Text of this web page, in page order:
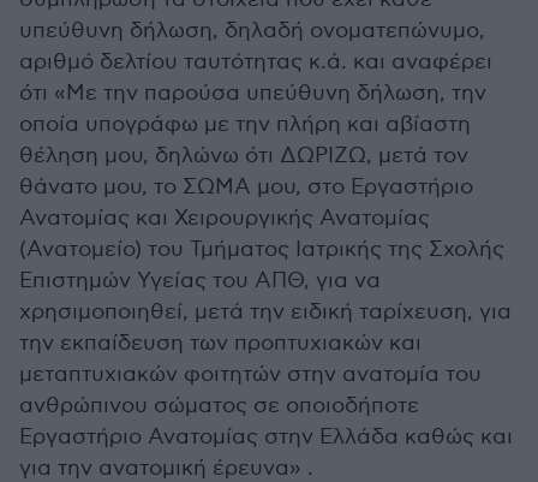
υπεύθυνη δήλωση, δηλαδή ονοματεπώνυμο,
αριθμό δελτίου ταυτότητας κ.ά. και αναφέρει
ότι «Με την παρούσα υπεύθυνη δήλωση, την
οποία υπογράφω με την πλήρη και αβίαστη
θέληση μου, δηλώνω ότι ΔΩΡΙΖΩ, μετά τον
θάνατο μου, το ΣΩΜΑ μου, στο Εργαστήριο
Ανατομίας και Χειρουργικής Ανατομίας
(Ανατομείο) του Τμήματος Ιατρικής της Σχολής
Επιστημών Υγείας του ΑΠΘ, για να
χρησιμοποιηθεί, μετά την ειδική ταρίχευση, για
την εκπαίδευση των προπτυχιακών και
μεταπτυχιακών φοιτητών στην ανατομία του
ανθρώπινου σώματος σε οποιοδήποτε
Εργαστήριο Ανατομίας στην Ελλάδα καθώς και
για την ανατομική έρευνα» .